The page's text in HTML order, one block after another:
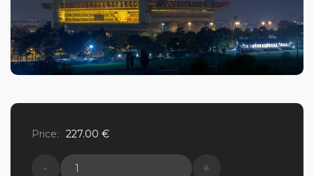
Price: 227.00 €
quantité